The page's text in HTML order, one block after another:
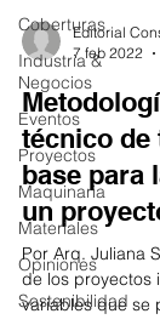
Coberturas
Industria &
Negocios
Eventos
Proyectos
Maquinaria
Materiales
Opiniones
Sostenibilidad
Editorial
7 feb 2022
técnico de
base para
un
Por Arq. Juliana
de los proyectos
variables que se